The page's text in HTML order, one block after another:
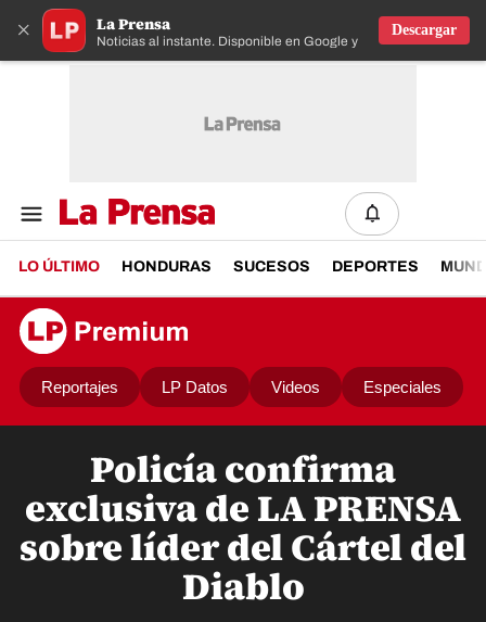
× La Prensa
Noticias al instante. Disponible en Google y IOS
Descargar
LO ÚLTIMO HONDURAS SUCESOS DEPORTES
Reportajes LP Datos Videos Especiales
Policía confirma
exclusiva de LA PRENSA
sobre líder del Cártel del
Diablo